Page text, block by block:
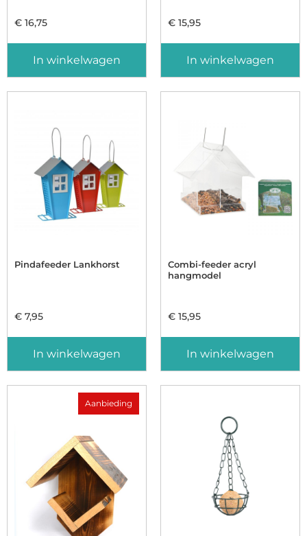
€ 16,75
In winkelwagen
€ 15,95
In winkelwagen
Pindafeeder Lankhorst
€ 7,95
In winkelwagen
Combi-feeder acryl
hangmodel
€ 15,95
In winkelwagen
Aanbieding